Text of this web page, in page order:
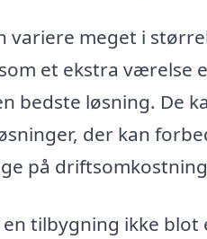
variere meget i
et ekstra
bedste løsning. De
der kan
på
tilbygning ikke